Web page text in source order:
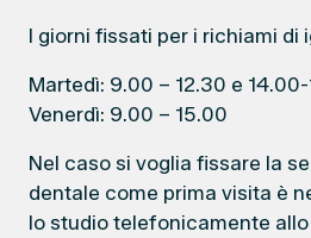
I giorni fissati per i richiami di
Martedì: 9.00 – 12.30 e
Venerdì: 9.00 – 15.00
Nel caso si voglia fissare la
dentale come prima visita è
lo studio telefonicamente allo